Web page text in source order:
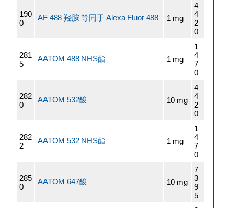
190
0
AF 488 羟胺 等同于 Alexa Fluor 488 1 mg
4
4
2
0
281
5
AATOM 488 NHS酯 1 mg
1
4
7
0
282
0
AATOM 532酸 10 mg
4
4
2
0
282
2
AATOM 532 NHS酯 1 mg
1
4
7
0
285
0
AATOM 647酸 10 mg
7
3
9
5